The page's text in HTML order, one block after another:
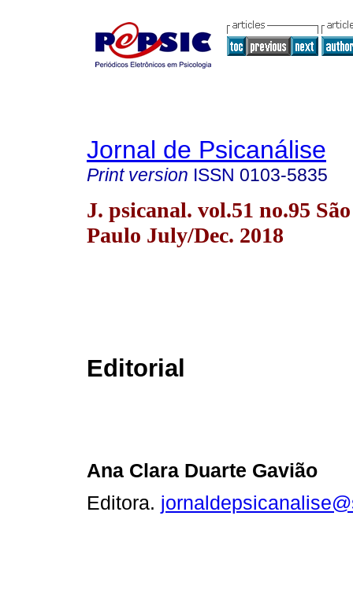
Jornal de Psicanálise
Print version ISSN 0103-5835
J. psicanal. vol.51 no.95 São
Paulo July/Dec. 2018
Editorial
Ana Clara Duarte Gavião
Editora.